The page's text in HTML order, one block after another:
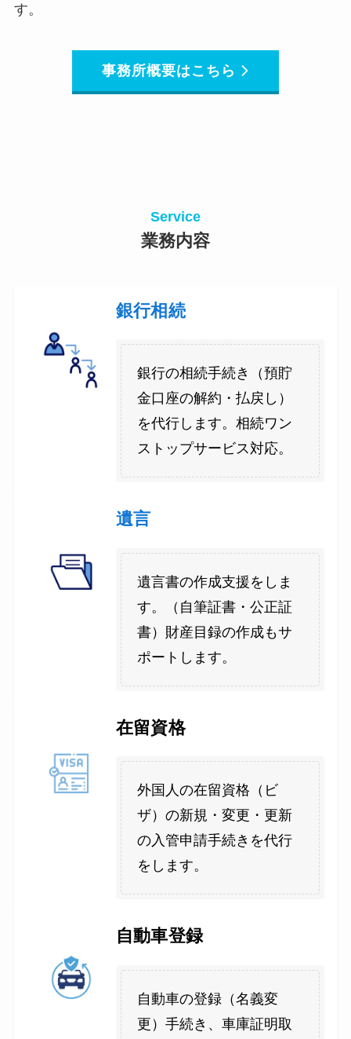
す。
事務所概要はこちら
Service
業務内容
銀行相続
銀行の相続手続き（預貯
金口座の解約・払戻し）
を代行します。相続ワン
ストップサービス対応。
遺言
遺言書の作成支援をしま
す。（自筆証書・公正証
書）財産目録の作成もサ
ポートします。
在留資格
外国人の在留資格（ビ
ザ）の新規・変更・更新
の入管申請手続きを代行
をします。
自動車登録
自動車の登録（名義変
更）手続き、車庫証明取